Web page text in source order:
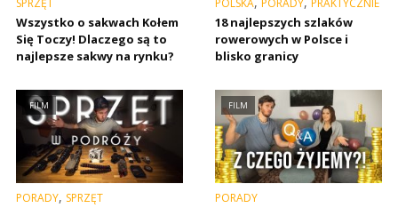
Wszystko o sakwach Kołem
Się Toczy! Dlaczego są to
najlepsze sakwy na rynku?
18 najlepszych szlaków
rowerowych w Polsce i
blisko granicy
FILM
PORADY, SPRZĘT
FILM
PORADY